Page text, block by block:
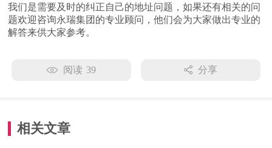
我们是需要及时的纠正自己的地址问题，如果还有相关的问
题欢迎咨询永瑞集团的专业顾问，他们会为大家做出专业的
解答来供大家参考。
阅读 39 分享
相关文章